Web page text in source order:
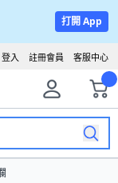
打開 App
客服中心
註冊會員
登入